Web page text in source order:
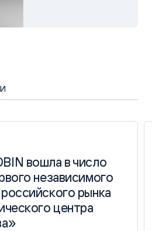
вошла в число
независимого
рынка
центра
вошла в число
независимого
рынка
центра